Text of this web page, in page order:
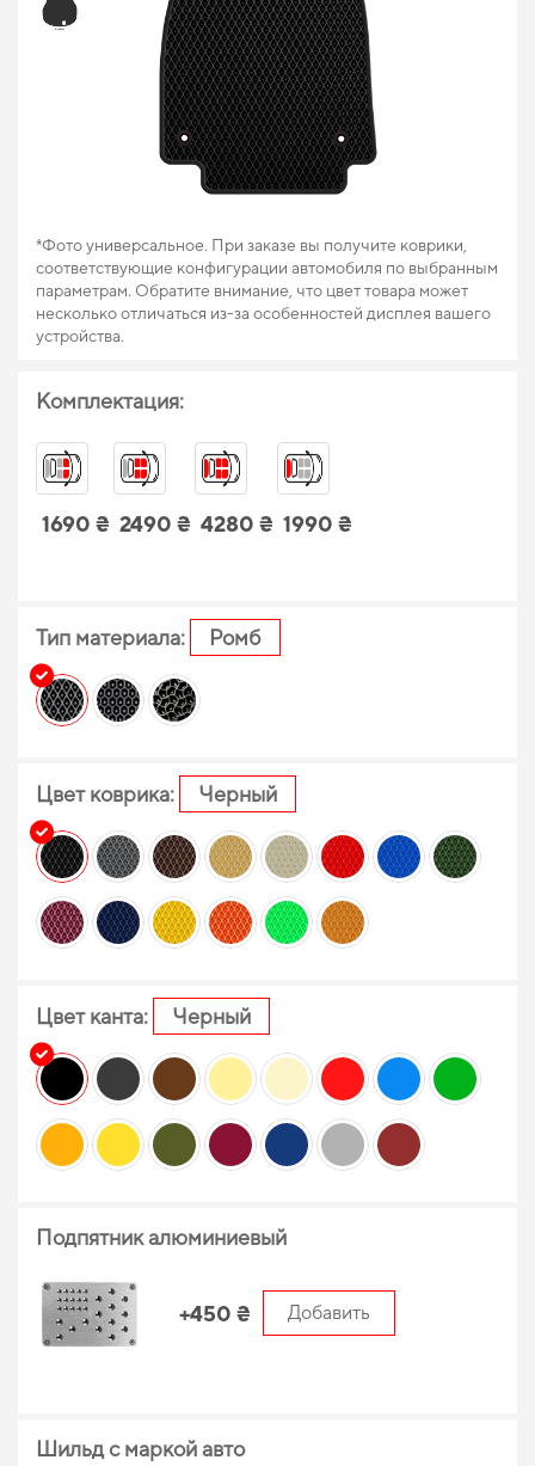
*Фото универсальное. При заказе вы получите коврики,
соответствующие конфигурации автомобиля по выбранным
параметрам. Обратите внимание, что цвет товара может
несколько отличаться из-за особенностей дисплея вашего
устройства.
Комплектация:
1690 ₴ 2490 ₴ 4280 ₴ 1990 ₴
Тип материала: Ромб
Цвет коврика: Черный
Цвет канта: Черный
Подпятник алюминиевый
+450 ₴ Добавить
Шильд с маркой авто